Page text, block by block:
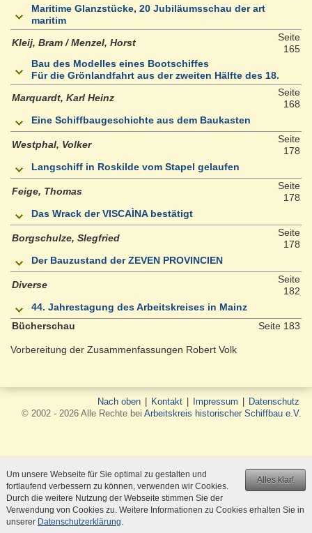
Maritime Glanzstücke, 20 Jubiläumsschau der art
maritim
Kleij, Bram / Menzel, Horst
Seite
165
Bau des Modelles eines Bootschiffes
Für die Grönlandfahrt aus der zweiten Hälfte des 18.
Marquardt, Karl Heinz
Seite
168
Eine Schiffbaugeschichte aus dem Baukasten
Westphal, Volker
Seite
178
Langschiff in Roskilde vom Stapel gelaufen
Feige, Thomas
Seite
178
Das Wrack der VISCAÌNA bestätigt
Borgschulze, SIegfried
Seite
178
Der Bauzustand der ZEVEN PROVINCIEN
Diverse
Seite
182
44. Jahrestagung des Arbeitskreises in Mainz
Bücherschau
Seite 183
Vorbereitung der Zusammenfassungen Robert Volk
Nach oben Kontakt Impressum
Datenschutz
© 2002 - 2026 Alle Rechte bei Arbeitskreis historischer Schiffbau e.V.
Alles klar!
Um unsere Webseite für Sie optimal zu gestalten und
fortlaufend verbessern zu können, verwenden wir Cookies.
Durch die weitere Nutzung der Webseite stimmen Sie der
Verwendung von Cookies zu. Weitere Informationen zu Cookies erhalten Sie in
unserer Datenschutzerklärung